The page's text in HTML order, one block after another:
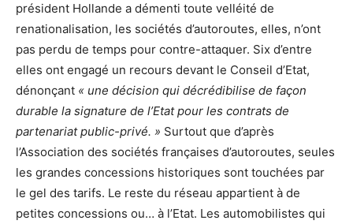
président Hollande a démenti toute velléité de
renationalisation, les sociétés d’autoroutes, elles, n’ont
pas perdu de temps pour contre-attaquer. Six d’entre
elles ont engagé un recours devant le Conseil d’Etat,
dénonçant « une décision qui décrédibilise de façon
durable la signature de l’Etat pour les contrats de
partenariat public-privé. » Surtout que d’après
l’Association des sociétés françaises d’autoroutes, seules
les grandes concessions historiques sont touchées par
le gel des tarifs. Le reste du réseau appartient à de
petites concessions ou… à l’Etat. Les automobilistes qui